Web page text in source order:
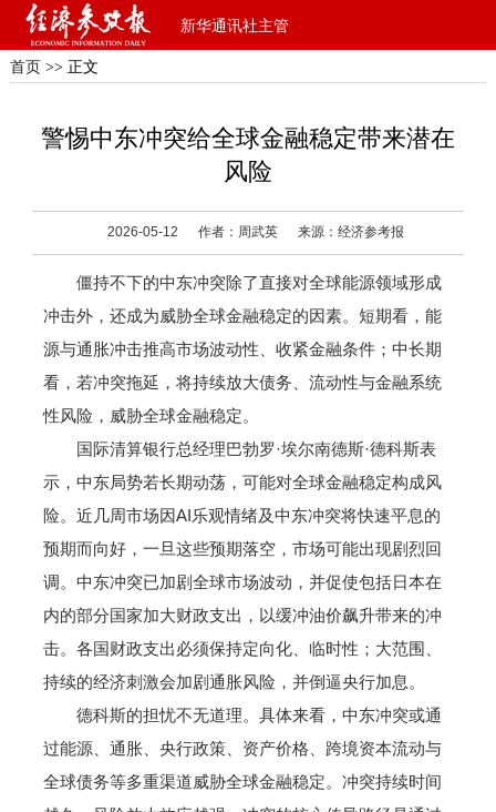
新华通讯社主管
首页 >> 正文
警惕中东冲突给全球金融稳定带来潜在
风险
2026-05-12 作者：周武英 来源：经济参考报
僵持不下的中东冲突除了直接对全球能源领域形成
冲击外，还成为威胁全球金融稳定的因素。短期看，能
源与通胀冲击推高市场波动性、收紧金融条件；中长期
看，若冲突拖延，将持续放大债务、流动性与金融系统
性风险，威胁全球金融稳定。
国际清算银行总经理巴勃罗·埃尔南德斯·德科斯表
示，中东局势若长期动荡，可能对全球金融稳定构成风
险。近几周市场因AI乐观情绪及中东冲突将快速平息的
预期而向好，一旦这些预期落空，市场可能出现剧烈回
调。中东冲突已加剧全球市场波动，并促使包括日本在
内的部分国家加大财政支出，以缓冲油价飙升带来的冲
击。各国财政支出必须保持定向化、临时性；大范围、
持续的经济刺激会加剧通胀风险，并倒逼央行加息。
德科斯的担忧不无道理。具体来看，中东冲突或通
过能源、通胀、央行政策、资产价格、跨境资本流动与
全球债务等多重渠道威胁全球金融稳定。冲突持续时间